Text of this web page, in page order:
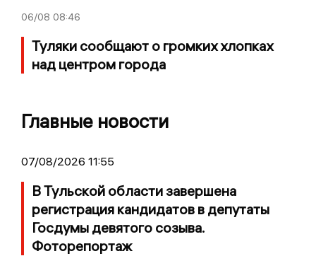
06/08 08:46
Туляки сообщают о громких хлопках
над центром города
Главные новости
07/08/2026 11:55
В Тульской области завершена
регистрация кандидатов в депутаты
Госдумы девятого созыва.
Фоторепортаж